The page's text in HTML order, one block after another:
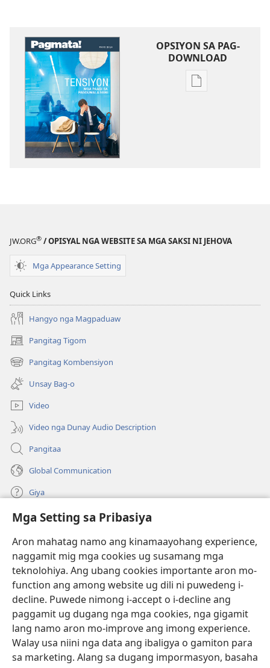
Mga Setting sa Pribasiya
Aron mahatag namo ang kinamaayohang experience,
naggamit mig mga cookies ug susamang mga
teknolohiya. Ang ubang cookies importante aron mo-
function ang among website ug dili ni puwedeng i-
decline. Puwede nimong i-accept o i-decline ang
paggamit ug dugang nga mga cookies, nga gigamit
lang namo aron mo-improve ang imong experience.
Walay usa niini nga data ang ibaligya o gamiton para
sa marketing. Alang sa dugang impormasyon, basaha
OPSIYON SA PAG-
DOWNLOAD
Opsiyon
sa
JW.ORG® / OPISYAL NGA WEBSITE SA MGA SAKSI NI JEHOVA
Mga Appearance Setting
Quick Links
Hangyo nga Magpaduaw
Pangitag Tigom
(mo-
open
ug
bag-
ong
window)
Pangitag Kombensiyon
(mo-
open
ug
bag-
ong
window)
Unsay Bag-o
Video
Video nga Dunay Audio Description
Pangitaa
Global Communication
Giya
Donasyon
(mo-
open
bag-
ong
window)
Watchtower ONLINE NGA LIBRARYA
(mo-
open
ug
bag-
window)
JW Hub
(mo-
open
ug
bag-
ong
window)
JW Library
Watchtower Library